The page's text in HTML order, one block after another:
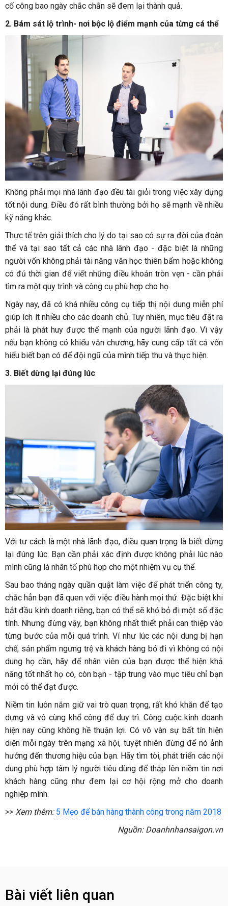
cố công bao ngày chắc chắn sẽ đem lại thành quả.
2. Bám sát lộ trình- nơi bộc lộ điểm mạnh của từng cá thể
Không phải mọi nhà lãnh đạo đều tài giỏi trong việc xây dựng
tốt nội dung. Điều đó rất bình thường bởi họ sẽ mạnh về nhiều
kỹ năng khác.
Thực tế trên giải thích cho lý do tại sao có sự ra đời của đoàn
thể và tại sao tất cả các nhà lãnh đạo - đặc biệt là những
người vốn không phải tài năng văn học thiên bẩm hoặc không
có đủ thời gian để viết những điều khoản tròn vẹn - cần phải
tìm ra một quy trình và công cụ phù hợp cho họ.
Ngày nay, đã có khá nhiều công cụ tiếp thị nội dung miễn phí
giúp ích ít nhiều cho các doanh chủ. Tuy nhiên, mục tiêu đặt ra
phải là phát huy được thế mạnh của người lãnh đạo. Vì vậy
nếu bạn không có khiếu văn chương, hãy cung cấp tất cả vốn
hiểu biết bạn có để đội ngũ của mình tiếp thu và thực hiện.
3. Biết dừng lại đúng lúc
Với tư cách là một nhà lãnh đạo, điều quan trọng là biết dừng
lại đúng lúc. Bạn cần phải xác định được không phải lúc nào
mình cũng là nhân tố phù hợp cho một nhiệm vụ cụ thể.
Sau bao tháng ngày quần quật làm việc để phát triển công ty,
chắc hẳn bạn đã quen với việc điều hành mọi thứ. Đặc biệt khi
bắt đầu kinh doanh riêng, bạn có thể sẽ khó bỏ đi một số đặc
tính. Nhưng đừng vậy, bạn không nhất thiết phải can thiệp vào
từng bước của mỗi quá trình. Ví như lúc các nội dung bị hạn
chế, sản phẩm ngưng trệ và khách hàng bỏ đi vì không có nội
dung họ cần, hãy để nhân viên của bạn được thể hiện khả
năng tốt nhất họ có, còn bạn - tập trung vào mục tiêu chỉ bạn
mới có thể đạt được.
Niềm tin luôn nắm giữ vai trò quan trọng, rất khó khăn để tạo
dựng và vô cùng khổ công để duy trì. Công cuộc kinh doanh
hiện nay cũng không hề thuận lợi. Có vô vàn sự bất tín hiện
diện mỗi ngày trên mạng xã hội, tuyệt nhiên đừng để nó ảnh
hưởng đến thương hiệu của bạn. Hãy tìm tòi, phát triển các nội
dung phù hợp tâm lý người tiêu dùng để thắp lên niềm tin nơi
khách hàng cũng như đem lại cơ hội rộng mở cho doanh
nghiệp mình.
>> Xem thêm: 5 Mẹo để bán hàng thành công trong năm 2018
Nguồn: Doanhnhansaigon.vn
Bài viết liên quan